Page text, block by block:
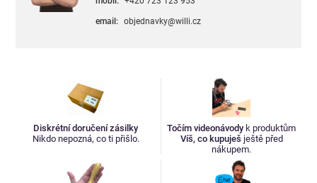
email: objednavky@willi.cz
Diskrétní doručení zásilky
Nikdo nepozná, co ti přišlo.
Točím videonávody k produktům
Víš, co kupuješ ještě před
nákupem.